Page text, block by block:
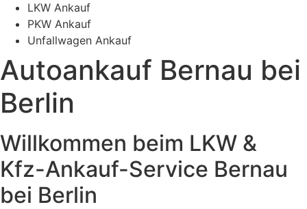
LKW Ankauf
PKW Ankauf
Unfallwagen Ankauf
Autoankauf Bernau bei
Berlin
Willkommen beim LKW &
Kfz-Ankauf-Service Bernau
bei Berlin